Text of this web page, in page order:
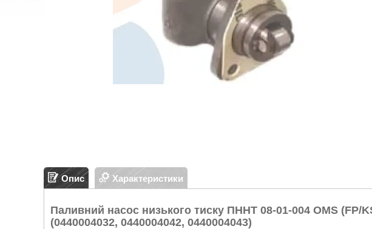
Опис Характеристики
Паливний насос низького тиску ПННТ 08-01-004 OMS (FP/
(0440004032, 0440004042, 0440004043)